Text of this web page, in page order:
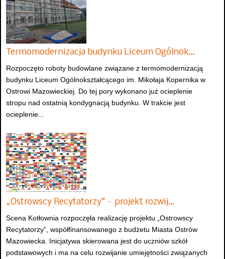
Termomodernizacja budynku Liceum Ogólnok…
Rozpoczęto roboty budowlane związane z termomodernizacją
budynku Liceum Ogólnokształcącego im. Mikołaja Kopernika w
Ostrowi Mazowieckiej. Do tej pory wykonano już ocieplenie
stropu nad ostatnią kondygnacją budynku. W trakcie jest
ocieplenie...
„Ostrowscy Recytatorzy” – projekt rozwij…
Scena Kotłownia rozpoczęła realizację projektu „Ostrowscy
Recytatorzy”, współfinansowanego z budżetu Miasta Ostrów
Mazowiecka. Inicjatywa skierowana jest do uczniów szkół
podstawowych i ma na celu rozwijanie umiejętności związanych